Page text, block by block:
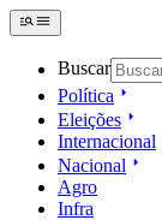
Buscar
Política
Eleições
Internacional
Nacional
Agro
Infra